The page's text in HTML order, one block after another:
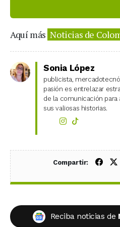
Aquí más Noticias de
Sonia López
publicista,
pasión es entrelazar
de la comunicación para
sus valiosas historias.
Compartir:
Reciba noticias de